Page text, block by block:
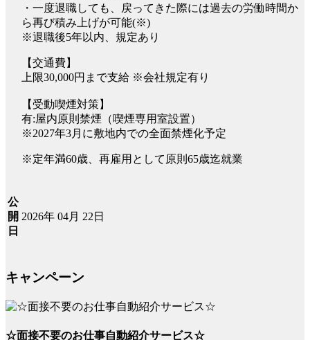
・一度退職しても、戻ってきた際には過去の労働時間か
ら再び積み上げが可能(※)
※退職後5年以内、規定あり
【交通費】
上限30,000円まで支給 ※会社規定有り
【受動喫煙対策】
有:屋内原則禁煙（喫煙専用室設置）
※2027年3月に敷地内での全面禁煙化予定
※定年満60歳、再雇用として原則65歳迄就業
公
開
日
2026年 04月 22日
キャンペーン
☆面接不要のお仕事自動紹介サービス☆